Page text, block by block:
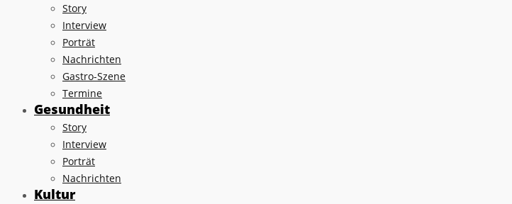
Story
Interview
Porträt
Nachrichten
Gastro-Szene
Termine
Gesundheit
Story
Interview
Porträt
Nachrichten
Kultur